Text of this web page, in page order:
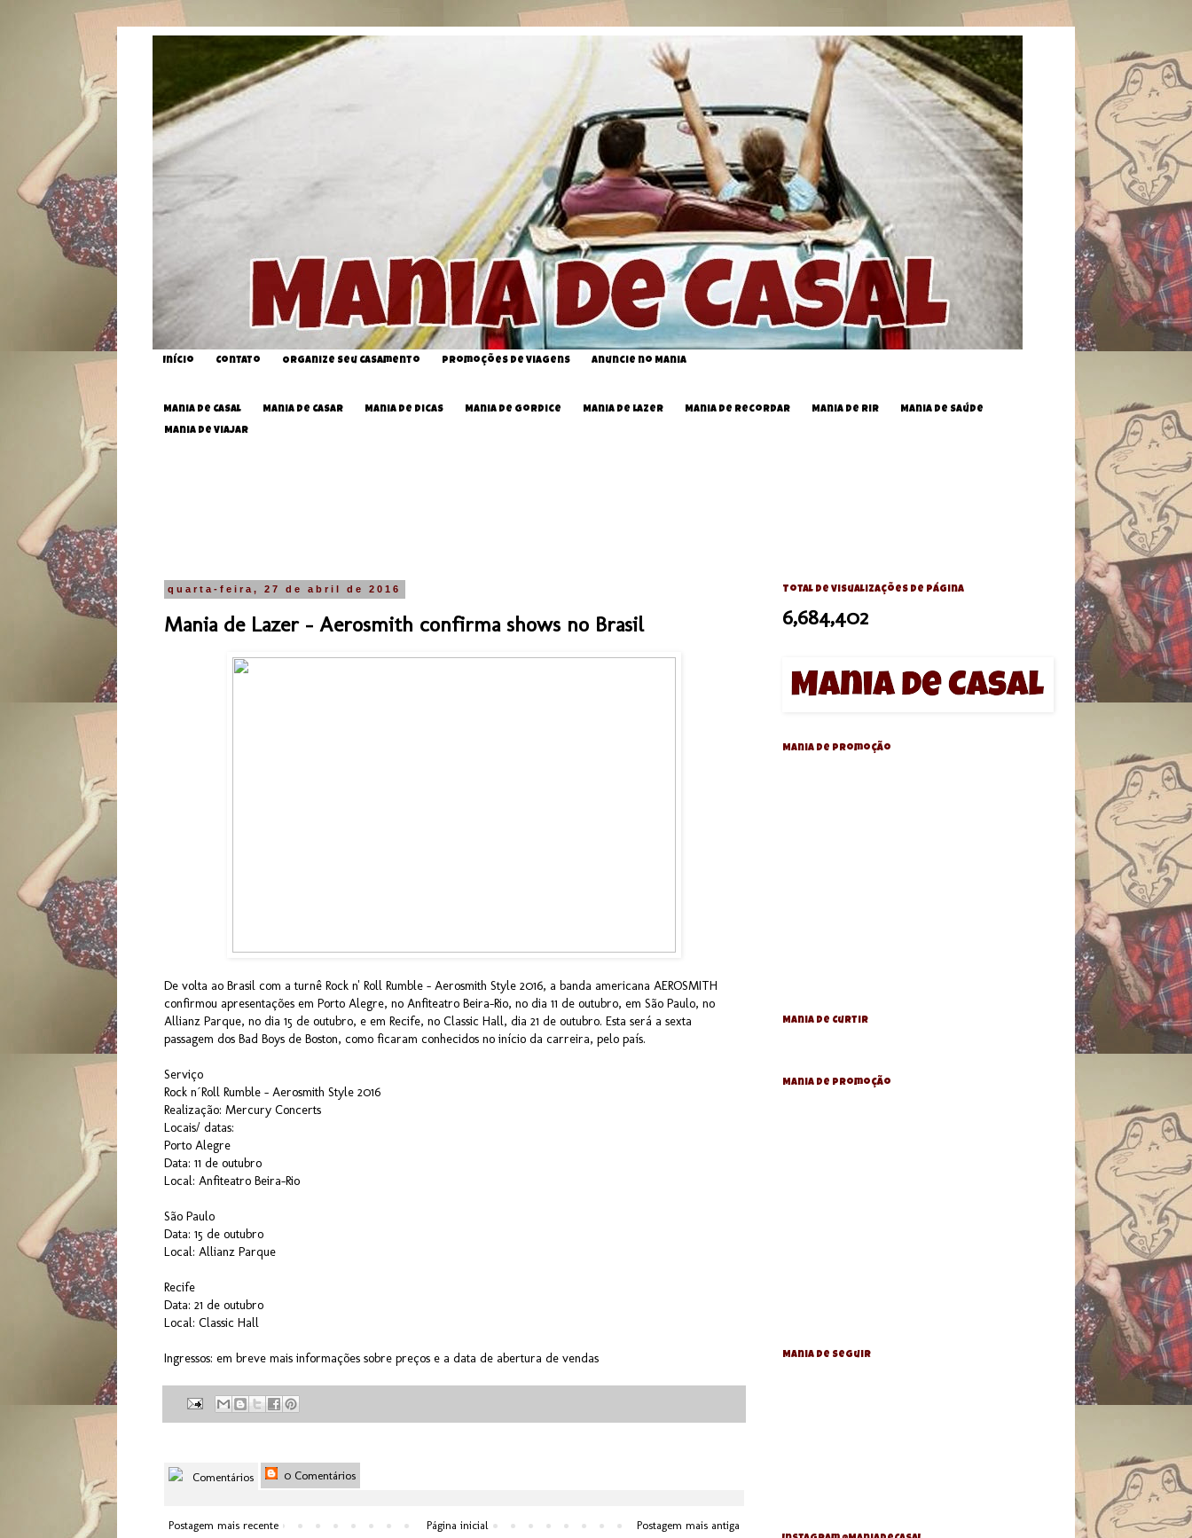
Início Contato Organize seu Casamento Promoções de Viagens Anuncie no Mania
Mania de Casal Mania de Casar Mania de Dicas Mania de Gordice Mania de Lazer Mania de Recordar Mania de Rir Mania de Saúde
Mania de Viajar
quarta-feira, 27 de abril de 2016
Mania de Lazer - Aerosmith confirma shows no Brasil
De volta ao Brasil com a turnê Rock n' Roll Rumble – Aerosmith Style 2016, a banda americana AEROSMITH
confirmou apresentações em Porto Alegre, no Anfiteatro Beira-Rio, no dia 11 de outubro, em São Paulo, no
Allianz Parque, no dia 15 de outubro, e em Recife, no Classic Hall, dia 21 de outubro. Esta será a sexta
passagem dos Bad Boys de Boston, como ficaram conhecidos no início da carreira, pelo país.
Serviço
Rock n´Roll Rumble - Aerosmith Style 2016
Realização: Mercury Concerts
Locais/ datas:
Porto Alegre
Data: 11 de outubro
Local: Anfiteatro Beira-Rio
São Paulo
Data: 15 de outubro
Local: Allianz Parque
Recife
Data: 21 de outubro
Local: Classic Hall
Ingressos: em breve mais informações sobre preços e a data de abertura de vendas
Comentários 0 Comentários
Postagem mais recente Postagem mais antiga
Página inicial
Total de visualizações de página
6,684,402
Mania de Promoção
Mania de Curtir
Mania De Promoção
Mania de Seguir